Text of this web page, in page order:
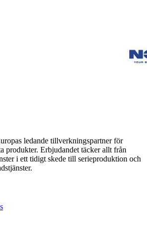
ledande tillverkningspartner för
produkter. Erbjudandet täcker allt från
i ett tidigt skede till serieproduktion och